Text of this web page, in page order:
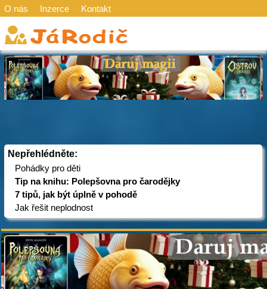
O nás Inzerce Kontakt
Nepřehlédněte:
Pohádky pro děti
Tip na knihu: Polepšovna pro čarodějky
7 tipů, jak být úplně v pohodě
Jak řešit neplodnost